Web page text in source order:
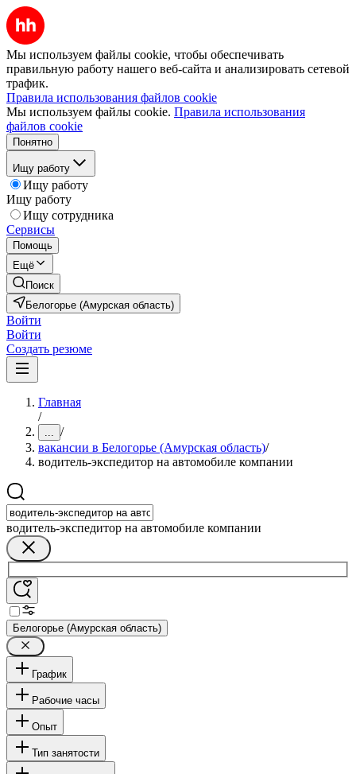
Мы используем файлы cookie, чтобы обеспечивать
правильную работу нашего веб-сайта и анализировать сетевой
трафик.
Правила использования файлов cookie
Мы используем файлы cookie. Правила использования
файлов cookie
Понятно
Ищу работу
Ищу работу
Ищу работу
Ищу сотрудника
Сервисы
Помощь
Ещё
Поиск
Белогорье (Амурская область)
Войти
Войти
Создать резюме
Главная
/
... /
вакансии в Белогорье (Амурская область)/
водитель-экспедитор на автомобиле компании
водитель-экспедитор на автомобиле компании
Белогорье (Амурская область)
График
Рабочие часы
Опыт
Тип занятости